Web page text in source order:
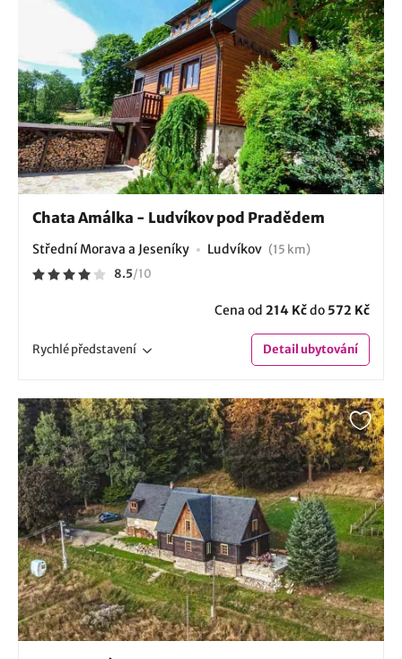
Chata Amálka - Ludvíkov pod Pradědem
Střední Morava a Jeseníky Ludvíkov (15 km)
8.5/10
Cena od 214 Kčdo 572 Kč
Rychlépředstavení Detailubytování